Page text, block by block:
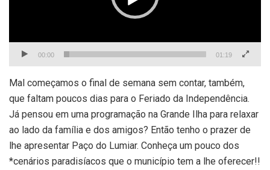
00:00 01:19
Mal começamos o final de semana sem contar, também,
que faltam poucos dias para o Feriado da Independência.
Já pensou em uma programação na Grande Ilha para relaxar
ao lado da família e dos amigos? Então tenho o prazer de
lhe apresentar Paço do Lumiar. Conheça um pouco dos
*cenários paradisíacos que o município tem a lhe oferecer!!